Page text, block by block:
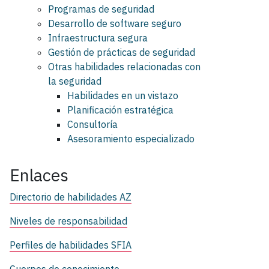
Programas de seguridad
Desarrollo de software seguro
Infraestructura segura
Gestión de prácticas de seguridad
Otras habilidades relacionadas con
la seguridad
Habilidades en un vistazo
Planificación estratégica
Consultoría
Asesoramiento especializado
Enlaces
Directorio de habilidades AZ
Niveles de responsabilidad
Perfiles de habilidades SFIA